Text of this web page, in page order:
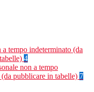
a tempo indeterminato (da
4
non a tempo
pubblicare in tabelle) 7